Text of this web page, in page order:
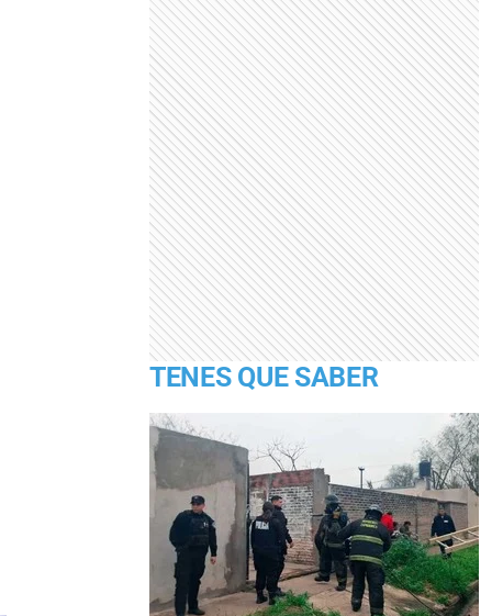
TENES QUE SABER